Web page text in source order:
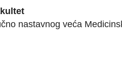
nastavnog veća